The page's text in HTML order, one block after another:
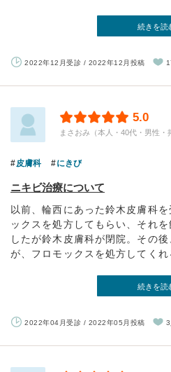
続きを読
2022年12月受診 / 2022年12月投稿
5.0
まさおみ（本人・40代・男性・
皮膚科 にきび
ニキビ治療について
以前、輪西にあった鈴木皮膚科
ックスを処方してもらい、それ
したが鈴木皮膚科が閉院。その
が、フロモックスを処方してくれ
続きを読
2022年04月受診 / 2022年05月投稿